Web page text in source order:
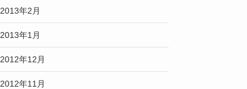
2013年2月
2013年1月
2012年12月
2012年11月